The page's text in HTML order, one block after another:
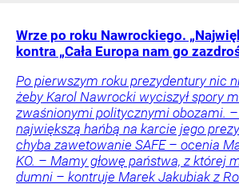
Wrze po roku Nawrockiego.
kontra „Cała Europa nam go
Po pierwszym roku prezydentury nic
żeby Karol Nawrocki wyciszył spory
zwaśnionymi politycznymi obozami.
największą hańbą na karcie jego
chyba zawetowanie SAFE – ocenia
KO. – Mamy głowę państwa, z której
dumni – kontruje Marek Jakubiak z